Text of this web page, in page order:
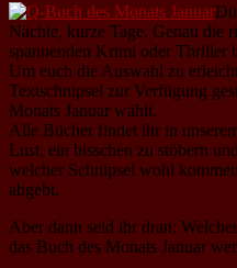
Nächte, kurze Tage. Genau die
spannenden Krimi oder Thriller
Um euch die Auswahl zu
Textschnipsel zur Verfügung
Monats Januar wählt.
Alle Bücher findet ihr in
Lust, ein bisschen zu stöbern
welcher Schnipsel wohl
abgebt.
Aber dann seid ihr dran:
das Buch des Monats Januar